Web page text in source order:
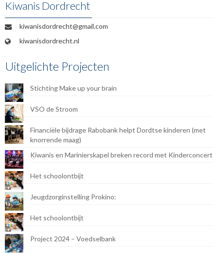
te
Kiwanis Dordrecht
kiwanisdordrecht@gmail.com
kiwanisdordrecht.nl
Uitgelichte Projecten
Stichting Make up your brain
VSO de Stroom
Financiële bijdrage Rabobank helpt Dordtse kinderen (met
knorrende maag)
Kiwanis en Marinierskapel breken record met Kinderconcert
Het schoolontbijt
Jeugdzorginstelling Prokino:
Het schoolontbijt
Project 2024 – Voedselbank